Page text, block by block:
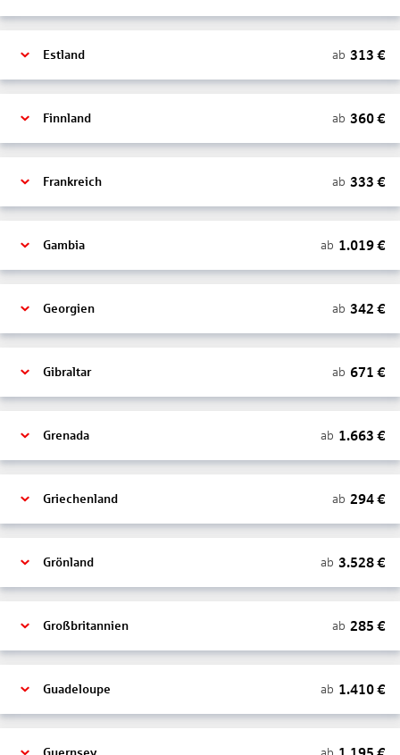
Estland ab 313 €
Finnland ab 360€
Frankreich ab 333 €
Gambia ab 1.019€
Georgien ab 342 €
Gibraltar ab 671 €
Grenada ab 1.663 €
Griechenland ab 294€
Grönland ab 3.528€
Großbritannien ab 285 €
Guadeloupe ab 1.410€
ab